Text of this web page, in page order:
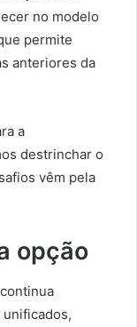
no modelo
permite
anteriores da
a
destrinchar o
vêm pela
opção